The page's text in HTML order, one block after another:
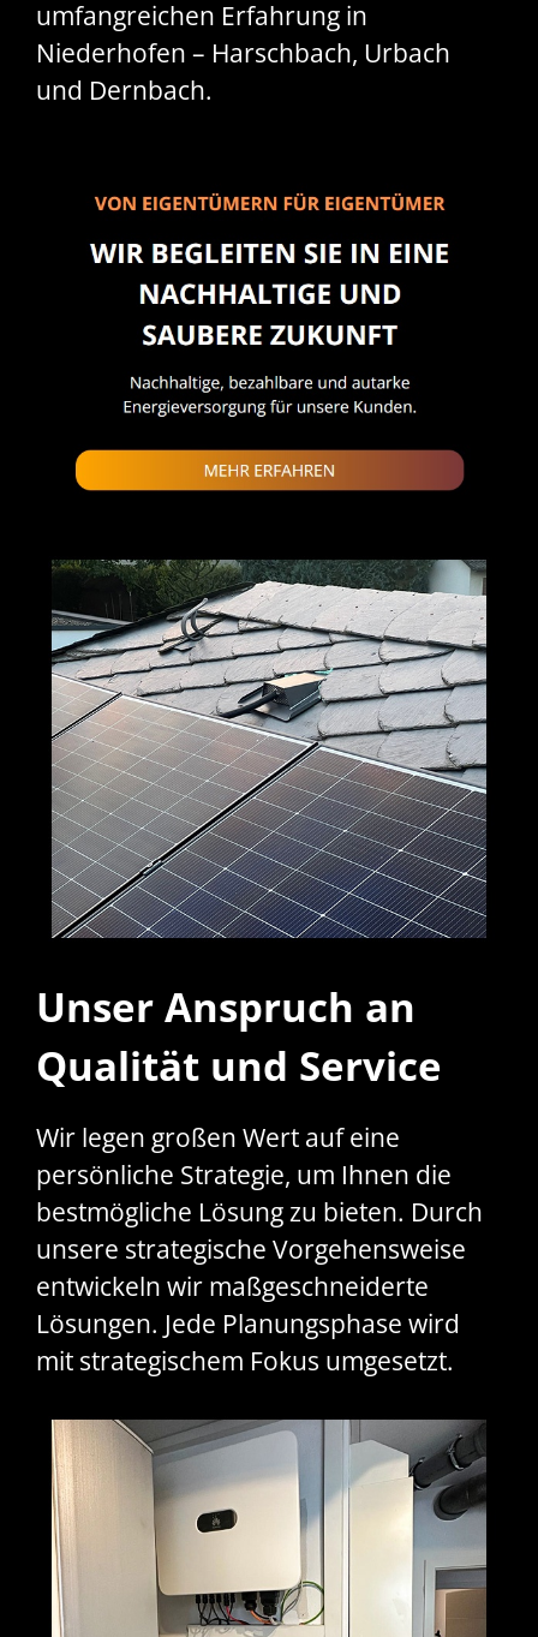
umfangreichen Erfahrung in
Niederhofen – Harschbach, Urbach
und Dernbach.
Unser Anspruch an
Qualität und Service
Wir legen großen Wert auf eine
persönliche Strategie, um Ihnen die
bestmögliche Lösung zu bieten. Durch
unsere strategische Vorgehensweise
entwickeln wir maßgeschneiderte
Lösungen. Jede Planungsphase wird
mit strategischem Fokus umgesetzt.